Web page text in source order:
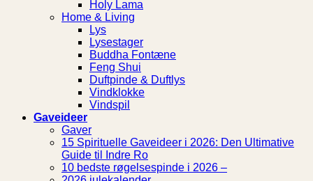
Holy Lama
Home & Living
Lys
Lysestager
Buddha Fontæne
Feng Shui
Duftpinde & Duftlys
Vindklokke
Vindspil
Gaveideer
Gaver
15 Spirituelle Gaveideer i 2026: Den Ultimative
Guide til Indre Ro
10 bedste røgelsespinde i 2026 –